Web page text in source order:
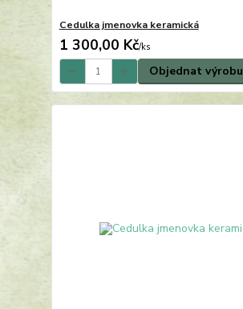
Cedulka jmenovka keramická
1 300,00 Kč/ks
Objednat výrobu